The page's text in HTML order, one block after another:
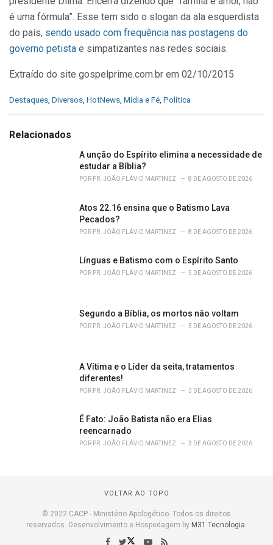
é uma fórmula”. Esse tem sido o slogan da ala esquerdista
do país, sendo usado com frequência nas postagens do
governo petista e simpatizantes nas redes sociais.
Extraído do site gospelprime.com.br em 02/10/2015
C
e
Destaques Diversos HotNews Mídia e Fé Política
Relacionados
A unção do Espírito elimina a necessidade de
estudar a Bíblia?
POR PR. JOÃO FLÁVIO MARTINEZ 8 DE AGOSTO DE 2026
Atos 22.16 ensina que o Batismo Lava
Pecados?
POR PR. JOÃO FLÁVIO MARTINEZ 8 DE AGOSTO DE 2026
Línguas e Batismo com o Espírito Santo
POR PR. JOÃO FLÁVIO MARTINEZ 5 DE AGOSTO DE 2026
Segundo a Bíblia, os mortos não voltam
POR PR. JOÃO FLÁVIO MARTINEZ 5 DE AGOSTO DE 2026
A Vítima e o Líder da seita, tratamentos
diferentes!
POR PR. JOÃO FLÁVIO MARTINEZ 3 DE AGOSTO DE 2026
É Fato: João Batista não era Elias
reencarnado
POR PR. JOÃO FLÁVIO MARTINEZ 3 DE AGOSTO DE 2026
VOLTAR AO TOPO
© 2022 CACP - Ministério Apologético. Todos os direitos
reservados. Desenvolvimento e Hospedagem by M31 Tecnologia.